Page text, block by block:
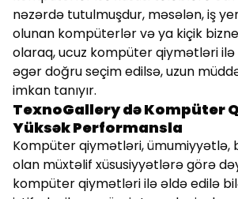
nəzərdə tutulmuşdur, məsələn, iş
olunan kompüterlər və ya kiçik
olaraq, ucuz kompüter qiymətləri ilə
əgər doğru seçim edilsə, uzun
imkan tanıyır.
TexnoGallery də Kompüter
Yüksək Performansla
Kompüter qiymətləri, ümumiyyətlə,
olan müxtəlif xüsusiyyətlərə görə
kompüter qiymətləri ilə əldə edilə